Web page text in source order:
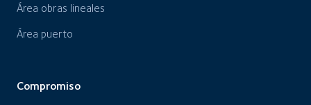
Área obras lineales
Área puerto
Compromiso